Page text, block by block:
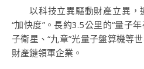
以科技立異驅動財產立異
“加快度”。長約3.5公里的“量子
子衛星、“九章”光量子盤算機等
財產鏈領軍企業。